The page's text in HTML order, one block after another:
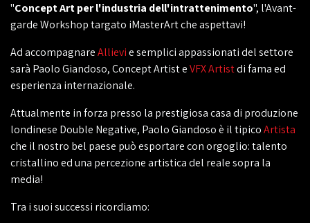
"Concept Art per l'industria dell'intrattenimento", l'Avant-
garde Workshop targato iMasterArt che aspettavi!
Ad accompagnareAllievie semplici appassionati del settore
sarà Paolo Giandoso, Concept Artist eVFX Artistdi fama ed
esperienza internazionale.
Attualmente in forza presso la prestigiosa casa di produzione
londinese Double Negative, Paolo Giandoso è il tipicoArtista
che il nostro bel paese può esportare con orgoglio: talento
cristallino ed una percezione artistica del reale sopra la
media!
Tra i suoi successi ricordiamo: